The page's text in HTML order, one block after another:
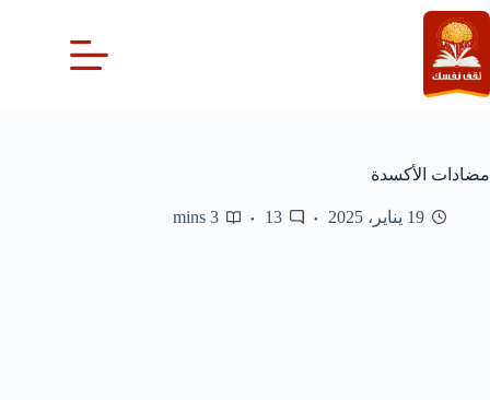
التجاوز
إلى
المحتوى
مضادات الأكسدة
19 يناير، 2025 13
3 mins